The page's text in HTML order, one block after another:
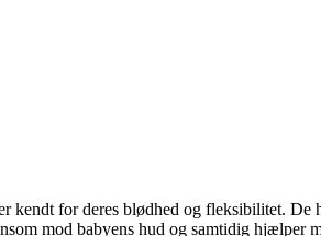
for deres blødhed og fleksibilitet.
mod babyens hud og samtidig hjælper